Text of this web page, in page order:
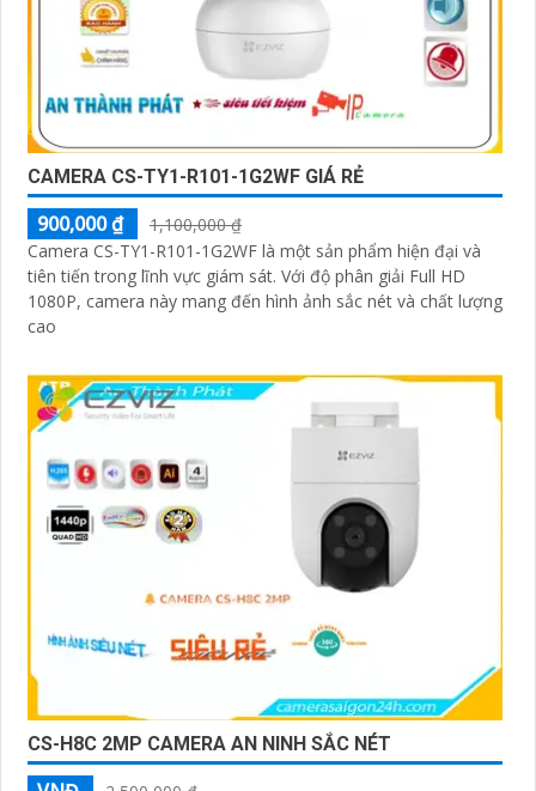
CAMERA CS-TY1-R101-1G2WF GIÁ RẺ
900,000 ₫
1,100,000 ₫
Camera CS-TY1-R101-1G2WF là một sản phẩm hiện đại và
tiên tiến trong lĩnh vực giám sát. Với độ phân giải Full HD
1080P, camera này mang đến hình ảnh sắc nét và chất lượng
cao
CS-H8C 2MP CAMERA AN NINH SẮC NÉT